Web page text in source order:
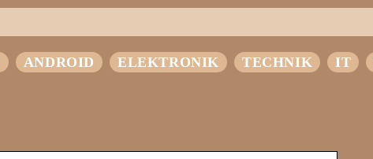
ANDROID ELEKTRONIK TECHNIK IT